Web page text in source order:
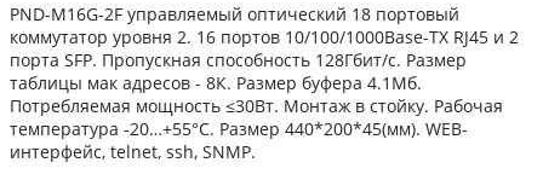
PND-M16G-2F управляемый оптический 18 портовый
коммутатор уровня 2. 16 портов 10/100/1000Base-TX RJ45 и 2
порта SFP. Пропускная способность 128Гбит/с. Размер
таблицы мак адресов - 8К. Размер буфера 4.1Мб.
Потребляемая мощность ≤30Вт. Монтаж в стойку. Рабочая
температура -20…+55°C. Размер 440*200*45(мм). WEB-
интерфейс, telnet, ssh, SNMP.